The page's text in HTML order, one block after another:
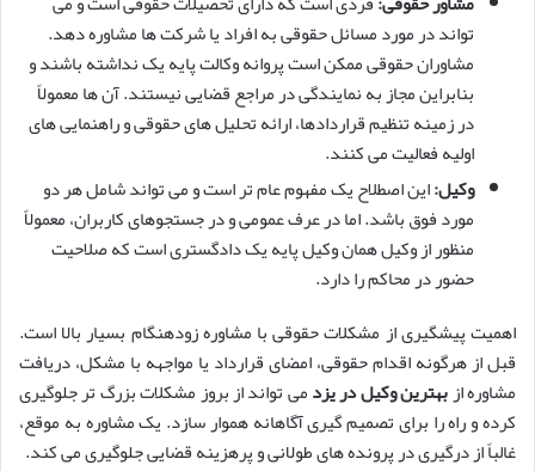
تواند در مورد مسائل حقوقی به افراد یا شرکت ها مشاوره دهد.
مشاوران حقوقی ممکن است پروانه وکالت پایه یک نداشته باشند و
بنابراین مجاز به نمایندگی در مراجع قضایی نیستند. آن ها معمولاً
در زمینه تنظیم قراردادها، ارائه تحلیل های حقوقی و راهنمایی های
اولیه فعالیت می کنند.
وکیل:این اصطلاح یک مفهوم عام تر است و می تواند شامل هر دو
مورد فوق باشد. اما در عرف عمومی و در جستجوهای کاربران، معمولاً
منظور از وکیل همان وکیل پایه یک دادگستری است که صلاحیت
حضور در محاکم را دارد.
اهمیت پیشگیری از مشکلات حقوقی با مشاوره زودهنگام بسیار بالا است.
قبل از هرگونه اقدام حقوقی، امضای قرارداد یا مواجهه با مشکل، دریافت
مشاوره ازبهترین وکیل در یزدمی تواند از بروز مشکلات بزرگ تر جلوگیری
کرده و راه را برای تصمیم گیری آگاهانه هموار سازد. یک مشاوره به موقع،
غالباً از درگیری در پرونده های طولانی و پرهزینه قضایی جلوگیری می کند.